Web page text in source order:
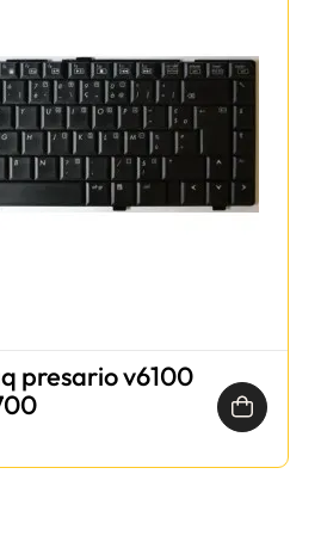
presario v6100